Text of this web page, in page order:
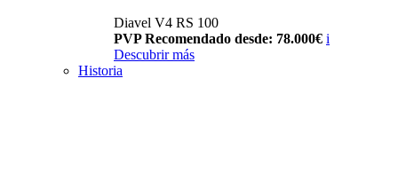
Diavel V4 RS 100
PVP Recomendado desde: 78.000€ i
Descubrir más
Historia